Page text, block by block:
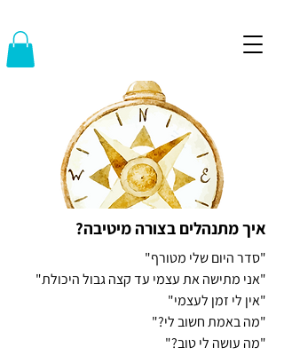
איך מתנהלים בצורה מיטיבה?
"סדר היום שלי מטורף"
"אני מתישה את עצמי עד קצה גבול היכולת"
"אין לי זמן לעצמי"
"מה באמת חשוב לי?"
"מה עושה לי טוב?"